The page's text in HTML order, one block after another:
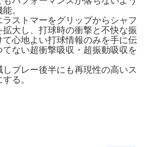
。
ストマーをグリップからシャフ
拡大し、打球時の衝撃と不快な振
心地よい打球情報のみを手に伝
てない超衝撃吸収・超振動吸収を
プレー後半にも再現性の高いス
る。